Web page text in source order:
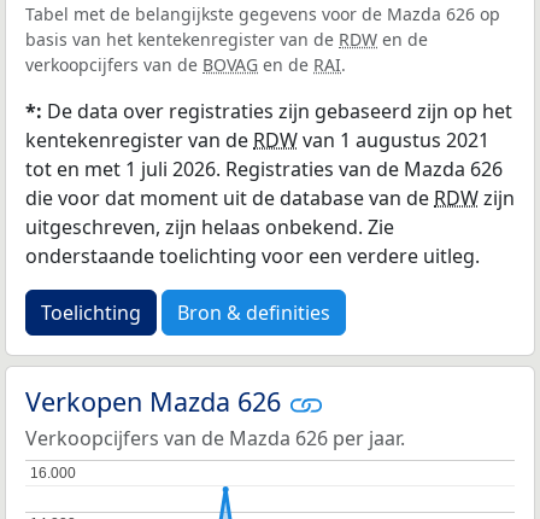
Tabel met de belangijkste gegevens voor de Mazda 626 op
basis van het kentekenregister van de RDW en de
verkoopcijfers van de BOVAG en de RAI.
*: De data over registraties zijn gebaseerd zijn op het
kentekenregister van de RDWvan 1 augustus 2021
tot en met 1 juli 2026. Registraties van de Mazda 626
die voor dat moment uit de database van de RDWzijn
uitgeschreven, zijn helaas onbekend. Zie
onderstaande toelichting voor een verdere uitleg.
Toelichting Bron & definities
Verkopen Mazda 626
Verkoopcijfers van de Mazda 626 per jaar.
16.000
16.000